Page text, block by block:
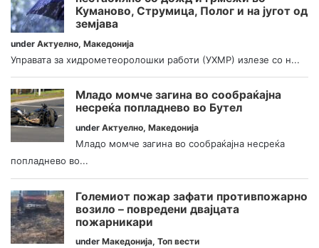
Куманово, Струмица, Полог и на југот од
земјава
under Актуелно, Македонија
Управата за хидрометеоролошки работи (УХМР) излезе со н...
Младо момче загина во сообраќајна
несреќа попладнево во Бутел
under Актуелно, Македонија
Младо момче загина во сообраќајна несреќа
попладнево во...
Големиот пожар зафати противпожарно
возило – повредени двајцата
пожарникари
under Македонија, Топ вести